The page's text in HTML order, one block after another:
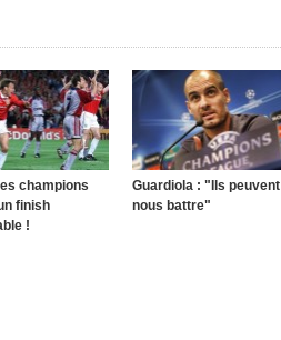
champions
finish
!
Guardiola : "Ils peuvent
nous battre"